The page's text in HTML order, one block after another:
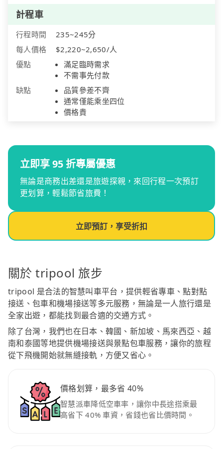
計程車
行程時間
235~245分
每人價格
$2,220~2,650/人
優點
滿足臨時需求
不需事先付款
缺點
品質參差不齊
通常僅能乘坐四位
價格貴
立即享 95 折專屬優惠
無論是商務出差還是旅遊探親，來回行程一次預訂
更划算，輕鬆節省旅費！
立即預訂，享受折扣
關於 tripool 旅步
tripool 是合法的智慧叫車平台，提供輕省專車、點對點
接送、包車和機場接送等多元服務，無論是一人旅行還是
全家出遊，都能找到最合適的交通方式。
除了台灣，我們也在日本、韓國、新加坡、馬來西亞、越
南和泰國等地提供機場接送與景點包車服務，讓你的旅程
從下飛機開始就無縫接軌，方便又省心。
價格划算，最多省 40%
智慧派車降低空車率，讓你中長途搭乘最
高省下 40% 車資，省錢也省比價時間。